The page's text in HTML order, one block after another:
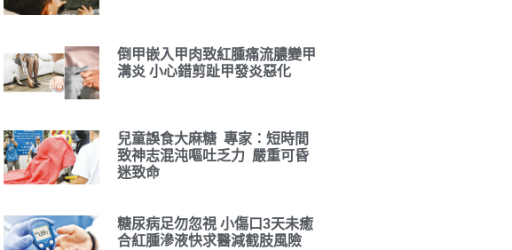
倒甲嵌入甲肉致紅腫痛流膿變甲
溝炎 小心錯剪趾甲發炎惡化
兒童誤食大麻糖 專家：短時間
致神志混沌嘔吐乏力 嚴重可昏
迷致命
糖尿病足勿忽視 小傷口3天未癒
合紅腫滲液快求醫減截肢風險